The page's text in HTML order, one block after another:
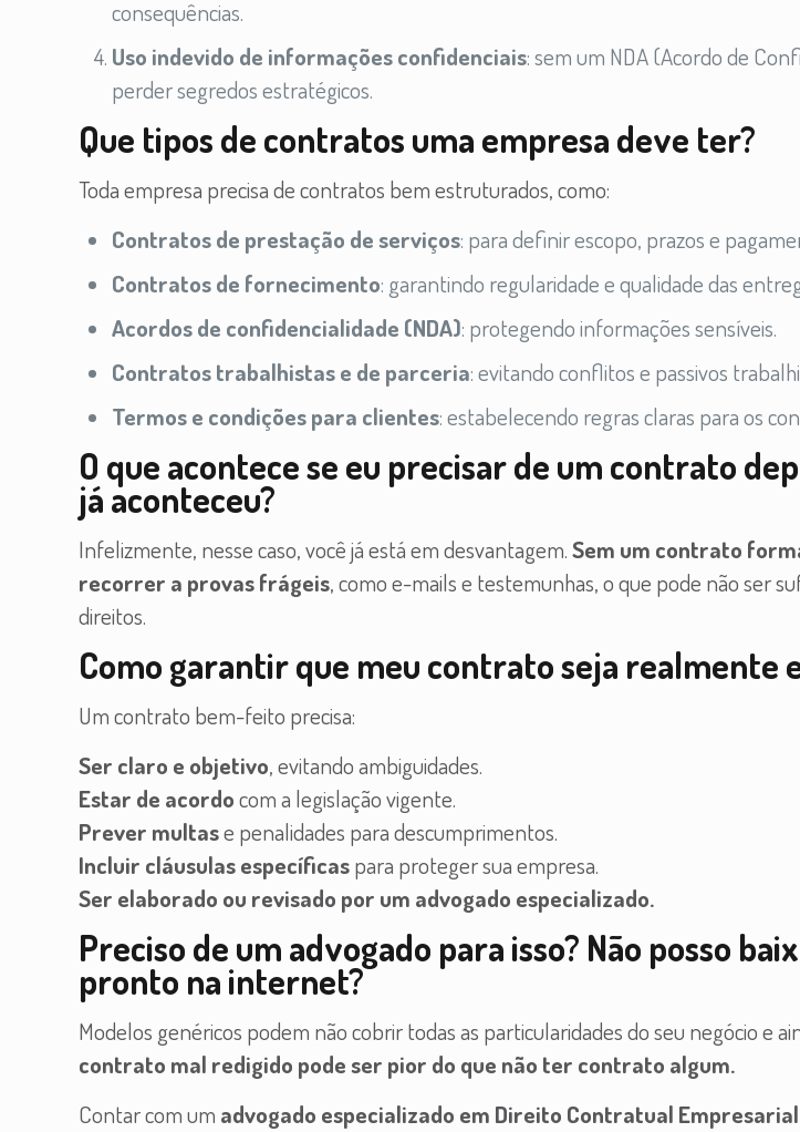
consequências.
Uso indevido de informações confidenciais: sem um NDA (Acordo de
perder segredos estratégicos.
Que tipos de contratos uma empresa deve ter?
Toda empresa precisa de contratos bem estruturados, como:
Contratos de prestação de serviços: para definir escopo, prazos e
Contratos de fornecimento: garantindo regularidade e qualidade das
Acordos de confidencialidade (NDA): protegendo informações sensíveis.
Contratos trabalhistas e de parceria: evitando conflitos e passivos
Termos e condições para clientes: estabelecendo regras claras para os
O que acontece se eu precisar de um contrato
já aconteceu?
Infelizmente, nesse caso, você já está em desvantagem.Sem um contrato
recorrer a provas frágeis, como e-mails e testemunhas, o que pode não ser
direitos.
Como garantir que meu contrato seja realmente
Um contrato bem-feito precisa:
Ser claro e objetivo, evitando ambiguidades.
Estar de acordocom a legislação vigente.
Prever multase penalidades para descumprimentos.
Incluir cláusulas específicaspara proteger sua empresa.
Ser elaborado ou revisado por um advogado especializado.
Preciso de um advogado para isso? Não posso
pronto na internet?
Modelos genéricos podem não cobrir todas as particularidades do seu negócio e
contrato mal redigido pode ser pior do que não ter contrato algum.
Contar com um advogado especializado em Direito Contratual Empresarial